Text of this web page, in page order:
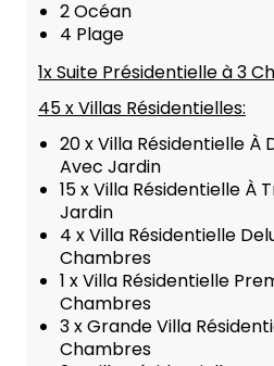
2 Océan
4 Plage
1x Suite Présidentielle à 3
45 x Villas Résidentielles:
20 x Villa Résidentielle À
Avec Jardin
15 x Villa Résidentielle À
Jardin
4 x Villa Résidentielle
Chambres
1 x Villa Résidentielle
Chambres
3 x Grande Villa
Chambres